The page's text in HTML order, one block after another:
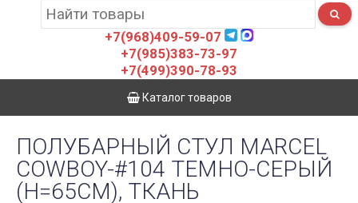
+7(968)409-59-07
+7(985)383-73-97
+7(499)390-78-93
Каталог товаров
ПОЛУБАРНЫЙ СТУЛ MARCEL
COWBOY-#104 ТЕМНО-СЕРЫЙ
(H=65CM), ТКАНЬ